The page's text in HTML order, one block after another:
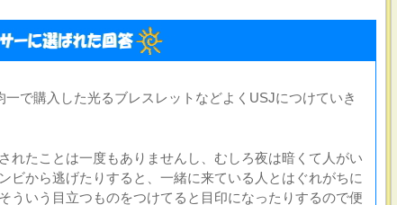
一で購入した光るブレスレットなどよくUSJにつけていき
れたことは一度もありませんし、むしろ夜は暗くて人がい
ビから逃げたりすると、一緒に来ている人とはぐれがちに
ういう目立つものをつけてると目印になったりするので便